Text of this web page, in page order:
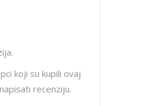
koji su kupili ovaj
recenziju.